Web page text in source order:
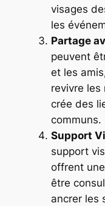
visages
les
Partage
peuvent
et les
revivre les
crée des
communs.
Support
support
offrent
être
ancrer les